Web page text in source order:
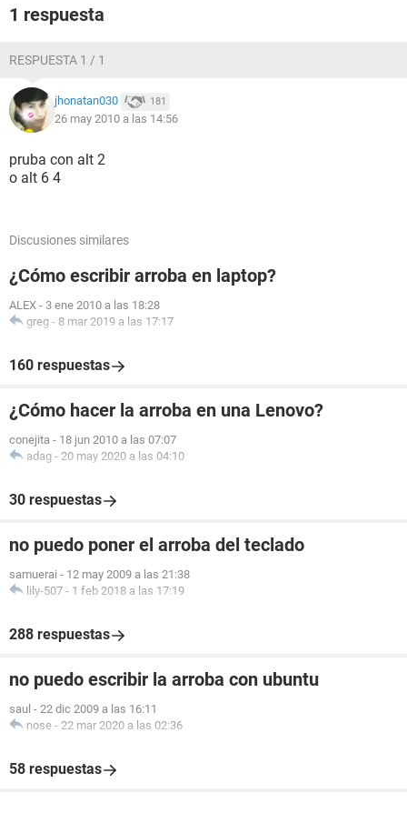
1 respuesta
RESPUESTA 1 / 1
jhonatan030 181
26 may 2010 a las 14:56
pruba con alt 2
o alt 6 4
Discusiones similares
¿Cómo escribir arroba en laptop?
ALEX - 3 ene 2010 a las 18:28
greg - 8 mar 2019 a las 17:17
160 respuestas
¿Cómo hacer la arroba en una Lenovo?
conejita - 18 jun 2010 a las 07:07
adag - 20 may 2020 a las 04:10
30 respuestas
no puedo poner el arroba del teclado
samuerai - 12 may 2009 a las 21:38
lily-507 - 1 feb 2018 a las 17:19
288 respuestas
no puedo escribir la arroba con ubuntu
saul - 22 dic 2009 a las 16:11
nose - 22 mar 2020 a las 02:36
58 respuestas